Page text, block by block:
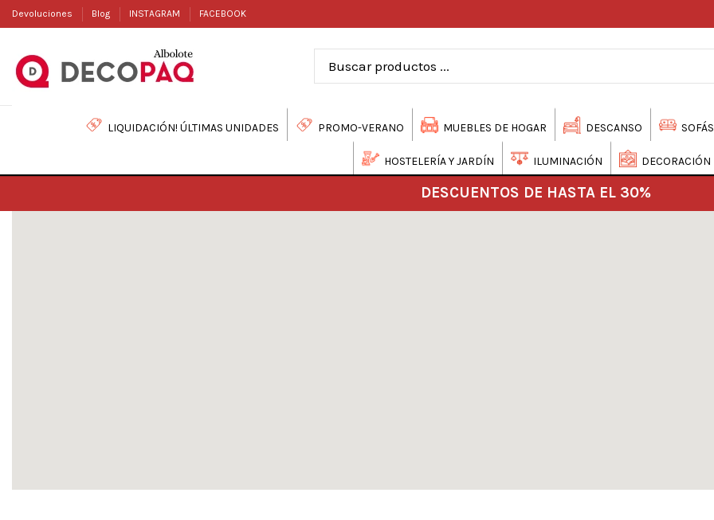
Devoluciones Blog INSTAGRAM FACEBOOK
LIQUIDACIÓN! ÚLTIMAS UNIDADES PROMO-VERANO MUEBLES DE HOGAR DESCANSO SOFÁS
HOSTELERÍA Y JARDÍN ILUMINACIÓN DECORACIÓN
DESCUENTOS DE HASTA EL 30%